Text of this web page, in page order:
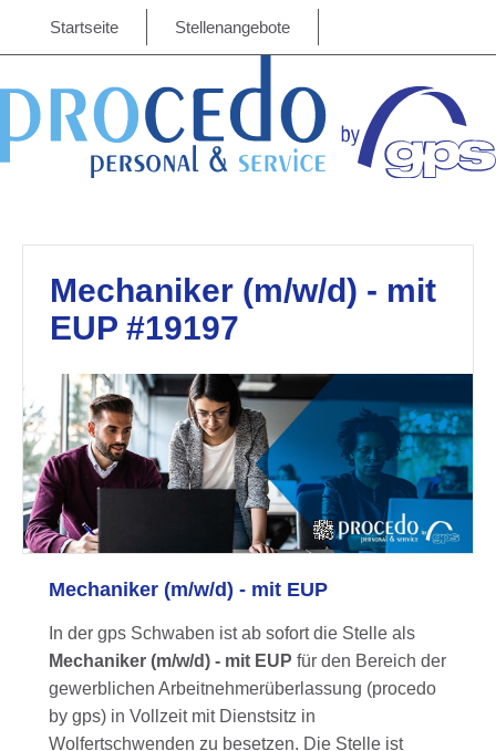
Startseite Stellenangebote
Mechaniker (m/w/d) - mit
EUP #19197
Mechaniker (m/w/d) - mit EUP
In der gps Schwaben ist ab sofort die Stelle als
Mechaniker (m/w/d) - mit EUP für den Bereich der
gewerblichen Arbeitnehmerüberlassung (procedo
by gps) in Vollzeit mit Dienstsitz in
Wolfertschwenden zu besetzen. Die Stelle ist